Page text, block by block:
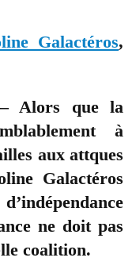
Galactéros,
Alors que la
à
aux attques
Galactéros
ne doit pas
coalition.